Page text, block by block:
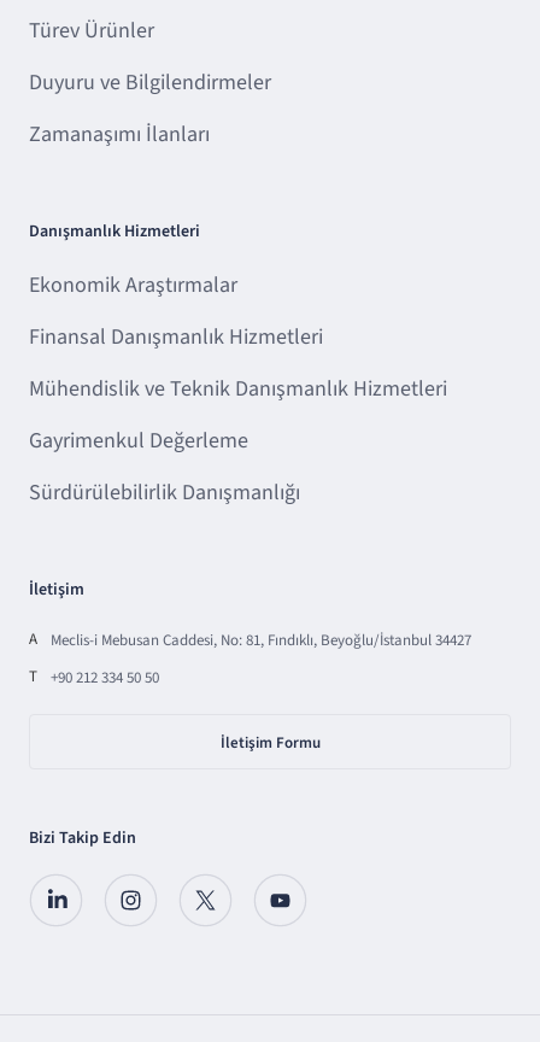
Türev Ürünler
Duyuru ve Bilgilendirmeler
Zamanaşımı İlanları
Danışmanlık Hizmetleri
Ekonomik Araştırmalar
Finansal Danışmanlık Hizmetleri
Mühendislik ve Teknik Danışmanlık Hizmetleri
Gayrimenkul Değerleme
Sürdürülebilirlik Danışmanlığı
İletişim
A
Meclis-i Mebusan Caddesi, No: 81, Fındıklı, Beyoğlu/İstanbul 34427
T
+90 212 334 50 50
İletişim Formu
Bizi Takip Edin